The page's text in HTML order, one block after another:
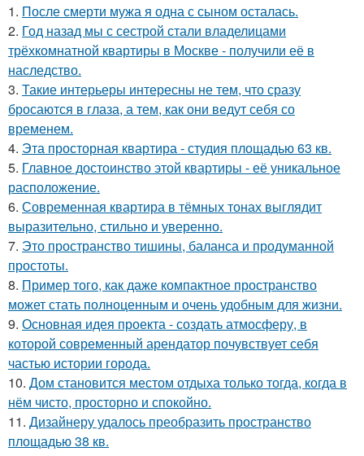
1. После смерти мужа я одна с сыном осталась.
2. Год назад мы с сестрой стали владелицами
трёхкомнатной квартиры в Москве - получили её в
наследство.
3. Такие интерьеры интересны не тем, что сразу
бросаются в глаза, а тем, как они ведут себя со
временем.
4. Эта просторная квартира - студия площадью 63 кв.
5. Главное достоинство этой квартиры - её уникальное
расположение.
6. Современная квартира в тёмных тонах выглядит
выразительно, стильно и уверенно.
7. Это пространство тишины, баланса и продуманной
простоты.
8. Пример того, как даже компактное пространство
может стать полноценным и очень удобным для жизни.
9. Основная идея проекта - создать атмосферу, в
которой современный арендатор почувствует себя
частью истории города.
10. Дом становится местом отдыха только тогда, когда в
нём чисто, просторно и спокойно.
11. Дизайнеру удалось преобразить пространство
площадью 38 кв.